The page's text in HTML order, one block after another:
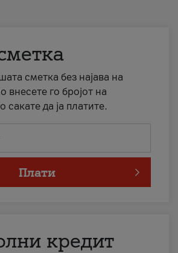
сметка без најава на
внесете го бројот на
сакате да ја платите.
Плати
кредит